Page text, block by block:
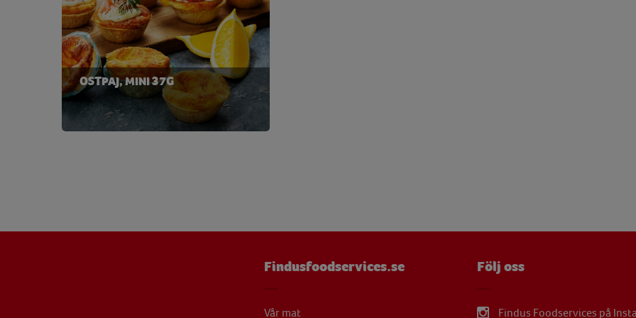
Niacin
Protein
Riboflavin
Tiamin
Vatten
Vitamin D
0,27 µg
OSTPAJ, MINI 37G
Findusfoodservices.se
Vår mat
Följ oss
Findus Foodservices på